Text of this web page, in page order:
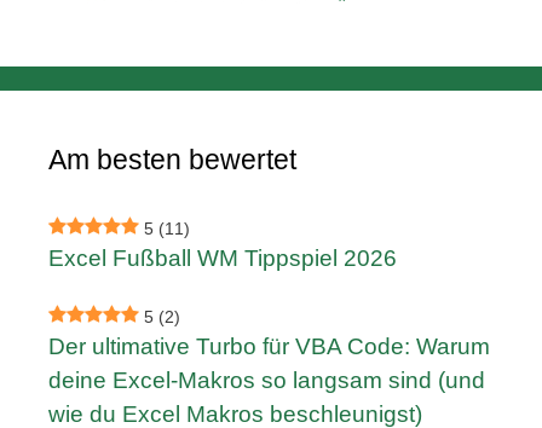
Am besten bewertet
5 (11)
Excel Fußball WM Tippspiel 2026
5 (2)
Der ultimative Turbo für VBA Code: Warum
deine Excel-Makros so langsam sind (und
wie du Excel Makros beschleunigst)